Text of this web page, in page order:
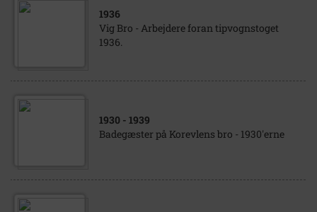
1936
Vig Bro - Arbejdere foran tipvognstoget
1936.
1930 - 1939
Badegæster på Korevlens bro - 1930'erne